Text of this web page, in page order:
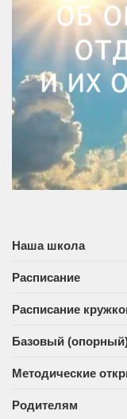
Наша школа
Расписание
Расписание
Базовый
Методические
Родителям